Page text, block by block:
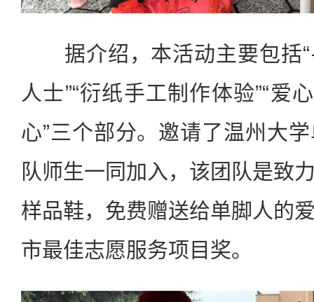
据介绍，本活动主要包括“
人士”“衍纸手工制作体验”“爱
心”三个部分。邀请了温州大
队师生一同加入，该团队是致
样品鞋，免费赠送给单脚人的
市最佳志愿服务项目奖。